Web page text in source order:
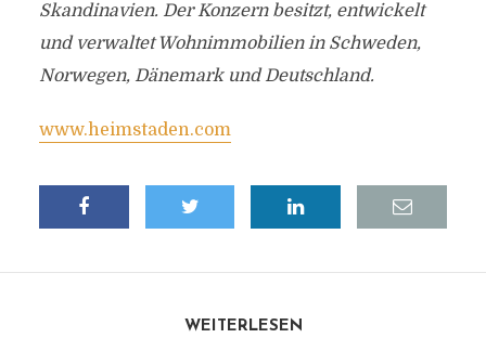
Skandinavien. Der Konzern besitzt, entwickelt
und verwaltet Wohnimmobilien in Schweden,
Norwegen, Dänemark und Deutschland.
www.heimstaden.com
WEITERLESEN